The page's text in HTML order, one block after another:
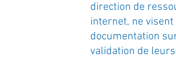
direction de
internet, ne
documentation
validation de